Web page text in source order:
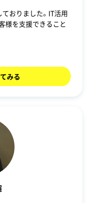
おりました。IT活用
様を支援できること
みる